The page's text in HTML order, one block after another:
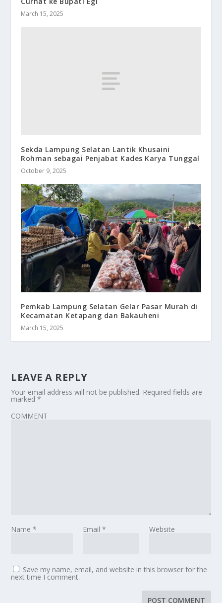
March 15, 2025
Sekda Lampung Selatan Lantik Khusaini
Rohman sebagai Penjabat Kades Karya Tunggal
October 9, 2025
Pemkab Lampung Selatan Gelar Pasar Murah di
Kecamatan Ketapang dan Bakauheni
March 15, 2025
LEAVE A REPLY
Your email address will not be published. Required fields are
marked*
COMMENT
Name* Email * Website
Save my name, email, and website in this browser for the
next time I comment.